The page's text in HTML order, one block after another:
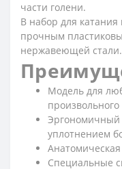
части голени.
В набор для катания
прочным
нержавеющей стали.
Модель для
произвольного
Эргономичный
уплотнением
Специальные